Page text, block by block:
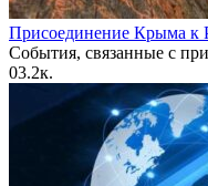
Присоединение Крыма к
События, связанные с
03.2к.